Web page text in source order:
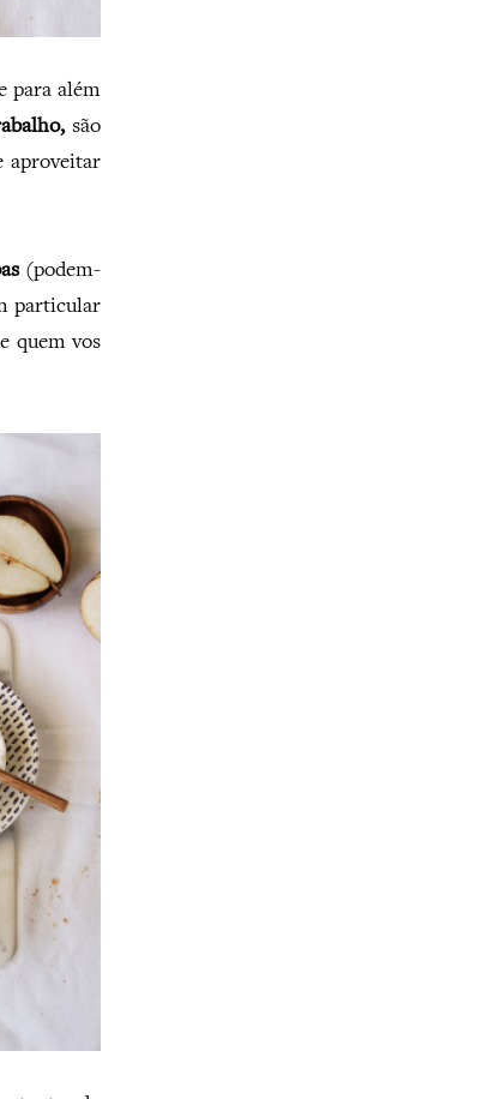
para além
são
aproveitar
(podem-
particular
quem vos